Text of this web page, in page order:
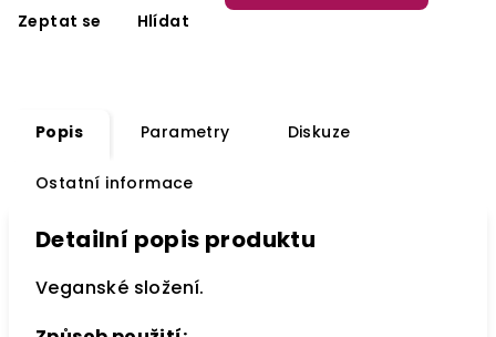
Zeptat se Hlídat
Popis Parametry Diskuze
Ostatní informace
Detailní popis produktu
Veganské složení.